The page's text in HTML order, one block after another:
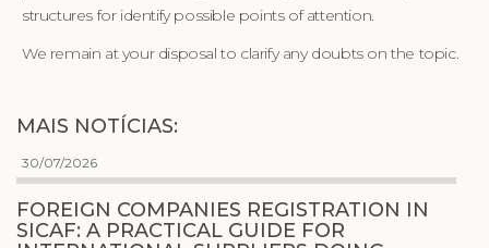
structures for identify possible points of attention.
We remain at your disposal to clarify any doubts on the topic.
MAIS NOTÍCIAS:
30/07/2026
FOREIGN COMPANIES REGISTRATION IN
SICAF: A PRACTICAL GUIDE FOR